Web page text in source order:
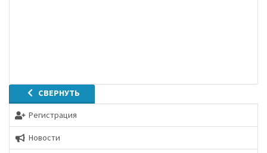
СВЕРНУТЬ
Регистрация
Новости